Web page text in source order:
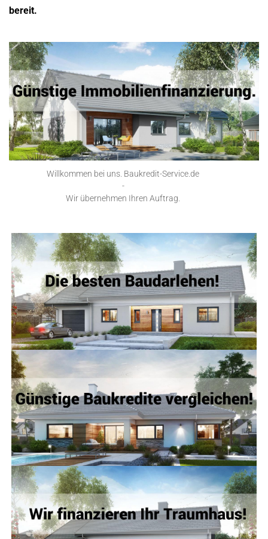
bereit.
Willkommen bei uns. Baukredit-Service.de
-
Wir übernehmen Ihren Auftrag.